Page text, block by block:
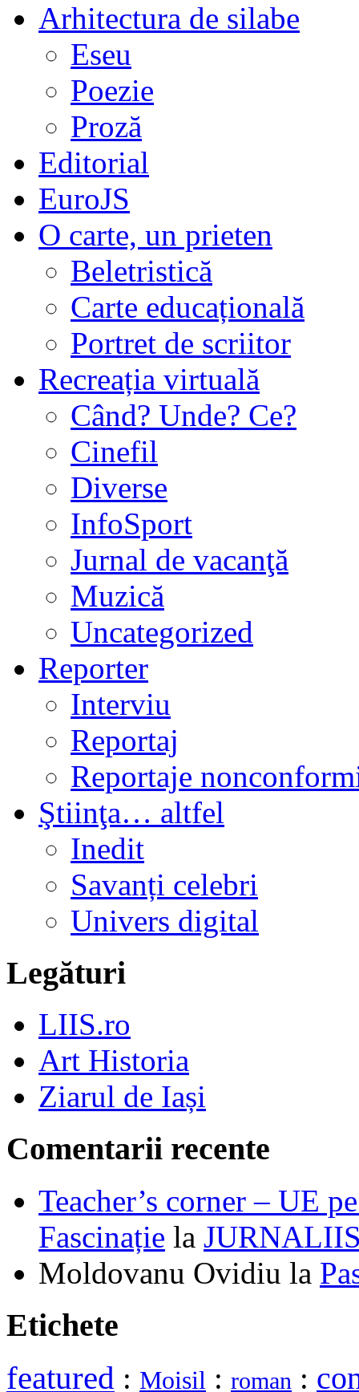
Arhitectura de silabe
Eseu
Poezie
Proză
Editorial
EuroJS
O carte, un prieten
Beletristică
Carte educațională
Portret de scriitor
Recreația virtuală
Când? Unde? Ce?
Cinefil
Diverse
InfoSport
Jurnal de vacanţă
Muzică
Uncategorized
Reporter
Interviu
Reportaj
Reportaje
Ştiinţa… altfel
Inedit
Savanți celebri
Univers digital
Legături
LIIS.ro
Art Historia
Ziarul de Iași
Comentarii recente
Teacher’s corner – UE
Fascinație la
Moldovanu Ovidiu la
Etichete
featured : Moisil : roman :